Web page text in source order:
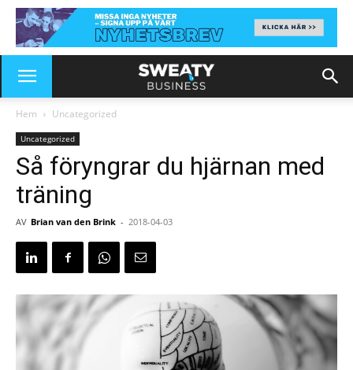
Hem Uncategorized
Uncategorized
Så föryngrar du hjärnan med
träning
AV Brian van den Brink - 2018-04-03